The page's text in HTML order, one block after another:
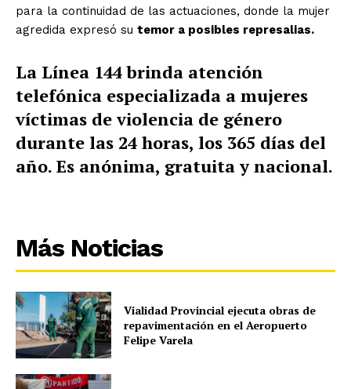
para la continuidad de las actuaciones, donde la mujer
agredida expresó su temor a posibles represalias.
La Línea 144 brinda atención
telefónica especializada a mujeres
víctimas de violencia de género
durante las 24 horas, los 365 días del
año. Es anónima, gratuita y nacional.
Más Noticias
Vialidad Provincial ejecuta obras de
repavimentación en el Aeropuerto
Felipe Varela